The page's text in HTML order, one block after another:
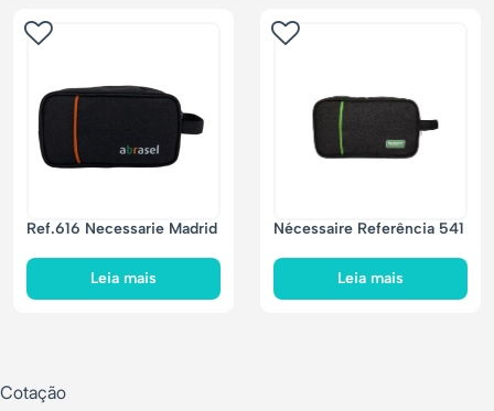
Ref.616 Necessarie Madrid
Leia mais
Nécessaire Referência 541
Leia mais
Cotação